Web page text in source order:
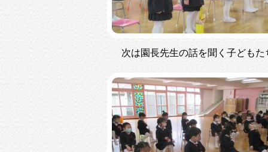
次は園長先生の話を聞く子どもた